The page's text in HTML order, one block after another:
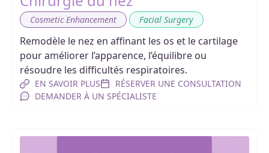
Cosmetic Enhancement Facial Surgery
Remodèle le nez en affinant les os et le cartilage
pour améliorer l’apparence, l’équilibre ou
résoudre les difficultés respiratoires.
EN SAVOIR PLUS
RÉSERVER UNE CONSULTATION
DEMANDER À UN SPÉCIALISTE